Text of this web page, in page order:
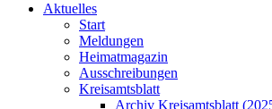
Aktuelles
Start
Meldungen
Heimatmagazin
Ausschreibungen
Kreisamtsblatt
Archiv Kreisamtsblatt